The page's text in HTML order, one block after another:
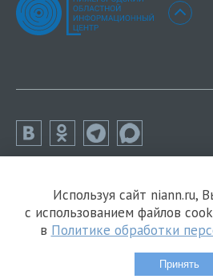
Используя сайт niann.ru,
с использованием файлов
в Политике обработки
Принять